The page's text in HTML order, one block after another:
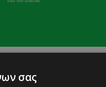
σας